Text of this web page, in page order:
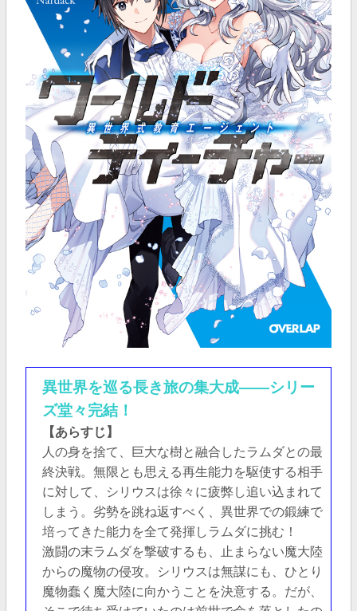
異世界を巡る長き旅の集大成――シリー
ズ堂々完結！
【あらすじ】
人の身を捨て、巨大な樹と融合したラムダとの最
終決戦。無限とも思える再生能力を駆使する相手
に対して、シリウスは徐々に疲弊し追い込まれて
しまう。劣勢を跳ね返すべく、異世界での鍛練で
培ってきた能力を全て発揮しラムダに挑む！
激闘の末ラムダを撃破するも、止まらない魔大陸
からの魔物の侵攻。シリウスは無謀にも、ひとり
魔物蠢く魔大陸に向かうことを決意する。だが、